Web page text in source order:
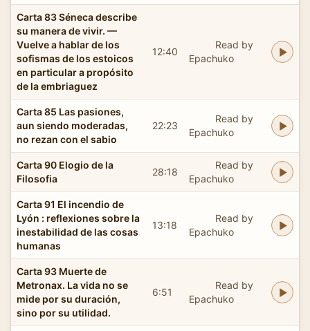
Carta 83 Séneca describe
su manera de vivir. —
Vuelve a hablar de los
sofismas de los estoicos
en particular a propósito
de la embriaguez
12:40
Read by
Epachuko
Carta 85 Las pasiones,
aun siendo moderadas,
no rezan con el sabio
22:23
Read by
Epachuko
Carta 90 Elogio de la
Filosofia
28:18
Read by
Epachuko
Carta 91 El incendio de
Lyón : reflexiones sobre la
inestabilidad de las cosas
humanas
13:18
Read by
Epachuko
Carta 93 Muerte de
Metronax. La vida no se
mide por su duración,
sino por su utilidad.
6:51
Read by
Epachuko